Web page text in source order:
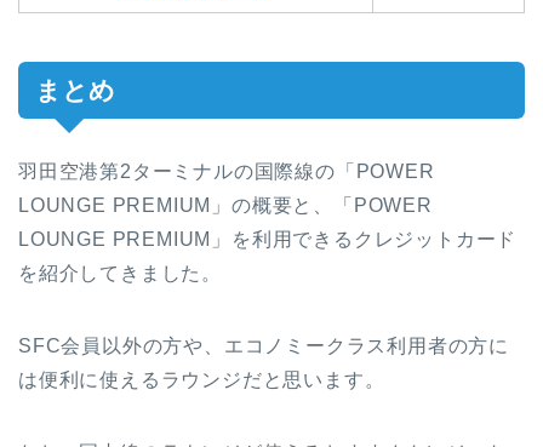
まとめ
羽田空港第2ターミナルの国際線の「POWER
LOUNGE PREMIUM」の概要と、「POWER
LOUNGE PREMIUM」を利用できるクレジットカード
を紹介してきました。
SFC会員以外の方や、エコノミークラス利用者の方に
は便利に使えるラウンジだと思います。